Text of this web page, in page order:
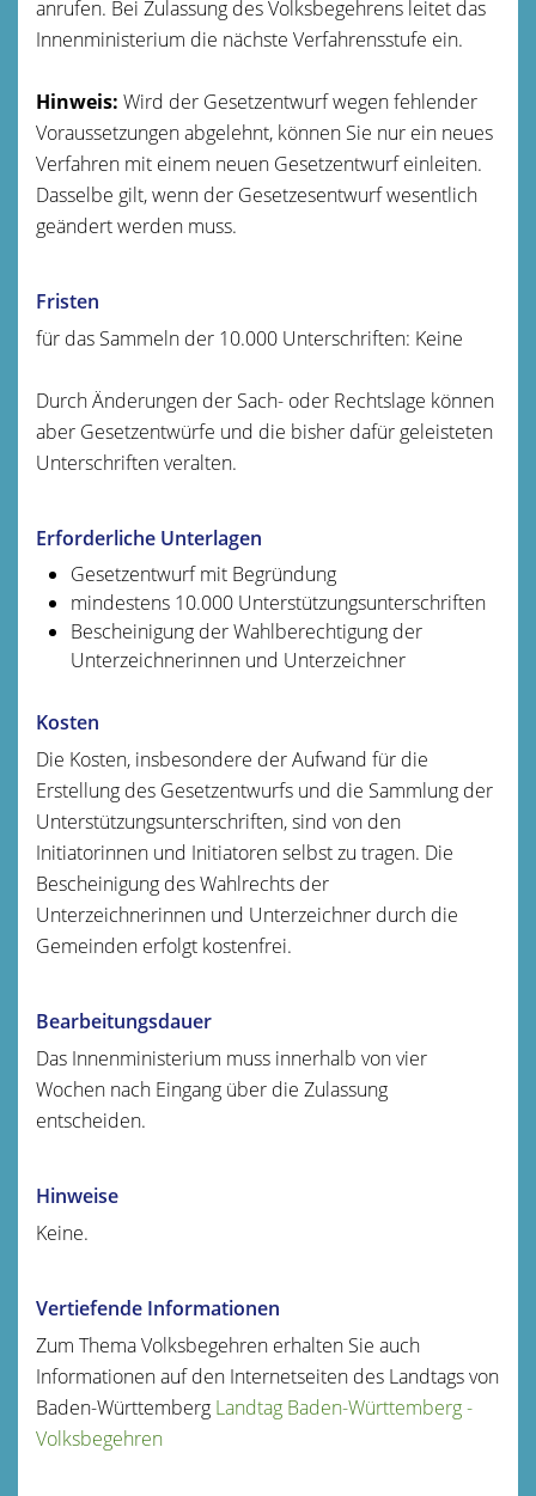
anrufen. Bei Zulassung des Volksbegehrens leitet das
Innenministerium die nächste Verfahrensstufe ein.
Hinweis: Wird der Gesetzentwurf wegen fehlender
Voraussetzungen abgelehnt, können Sie nur ein neues
Verfahren mit einem neuen Gesetzentwurf einleiten.
Dasselbe gilt, wenn der Gesetzesentwurf wesentlich
geändert werden muss.
Fristen
für das Sammeln der 10.000 Unterschriften: Keine
Durch Änderungen der Sach- oder Rechtslage können
aber Gesetzentwürfe und die bisher dafür geleisteten
Unterschriften veralten.
Erforderliche Unterlagen
Gesetzentwurf mit Begründung
mindestens 10.000 Unterstützungsunterschriften
Bescheinigung der Wahlberechtigung der
Unterzeichnerinnen und Unterzeichner
Kosten
Die Kosten, insbesondere der Aufwand für die
Erstellung des Gesetzentwurfs und die Sammlung der
Unterstützungsunterschriften, sind von den
Initiatorinnen und Initiatoren selbst zu tragen. Die
Bescheinigung des Wahlrechts der
Unterzeichnerinnen und Unterzeichner durch die
Gemeinden erfolgt kostenfrei.
Bearbeitungsdauer
Das Innenministerium muss innerhalb von vier
Wochen nach Eingang über die Zulassung
entscheiden.
Hinweise
Keine.
Vertiefende Informationen
Zum Thema Volksbegehren erhalten Sie auch
Informationen auf den Internetseiten des Landtags von
Baden-Württemberg Landtag Baden-Württemberg -
Volksbegehren